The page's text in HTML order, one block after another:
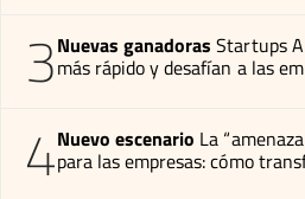
3Nuevas ganadoras Startups
más rápido y desafían a las
4Nuevo escenario La
para las empresas: cómo